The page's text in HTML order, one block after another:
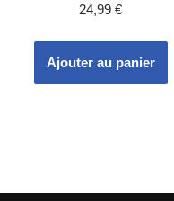
24,99 €
Ajouter au panier